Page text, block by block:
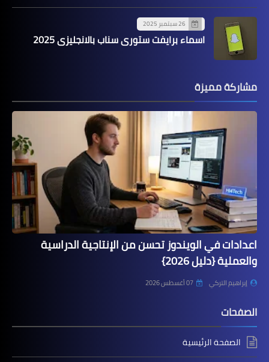
26 سبتمبر 2025
اسماء برايفت ستوري سناب بالانجليزي 2025
مشاركة مميزة
اعدادات في الويندوز تحسن من الإنتاجية الدراسية
والعملية {دليل 2026}
إبراهيم التركي 07 أغسطس 2026
الصفحات
الصفحة الرئيسية